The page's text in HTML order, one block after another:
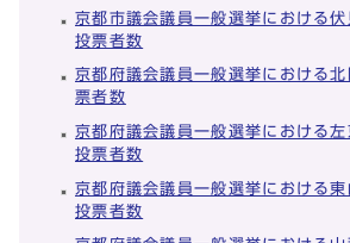
京都市議会議員一般選挙における伏
投票者数
京都府議会議員一般選挙における
票者数
京都府議会議員一般選挙における左
投票者数
京都府議会議員一般選挙における東
投票者数